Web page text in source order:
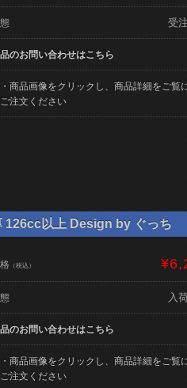
受
のお問い合わせはこちら
商品画像をクリックし、商品詳細をご覧
注文ください
126cc以上 Design by ぐっち
（税込）
入
のお問い合わせはこちら
商品画像をクリックし、商品詳細をご覧
注文ください